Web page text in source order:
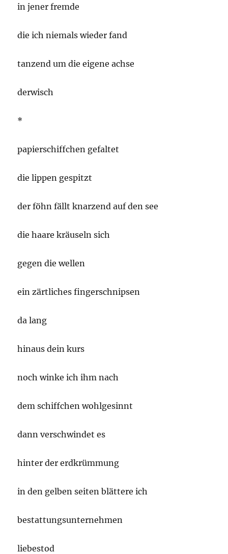
in jener fremde
die ich niemals wieder fand
tanzend um die eigene achse
derwisch
*
papierschiffchen gefaltet
die lippen gespitzt
der föhn fällt knarzend auf den see
die haare kräuseln sich
gegen die wellen
ein zärtliches fingerschnipsen
da lang
hinaus dein kurs
noch winke ich ihm nach
dem schiffchen wohlgesinnt
dann verschwindet es
hinter der erdkrümmung
in den gelben seiten blättere ich
bestattungsunternehmen
liebestod